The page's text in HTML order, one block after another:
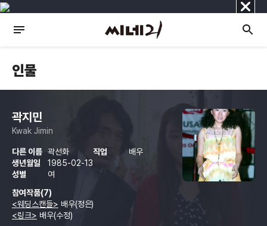
닫
기
인물
곽지민
Kwak Jimin
다른 이름 곽선화 직업
배우
생년월일
1985-02-13
성별
여
참여작품(7)
<웨딩스캔들> 배우(정은)
<링크> 배우(수정)